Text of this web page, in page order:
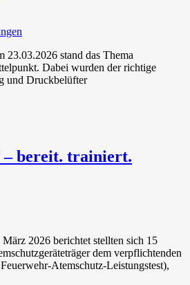
23.03.2026 stand das Thema
Dabei wurden der richtige
und Druckbelüfter
bereit. trainiert.
2026 berichtet stellten sich 15
dem verpflichtenden
Atemschutz-Leistungstest),